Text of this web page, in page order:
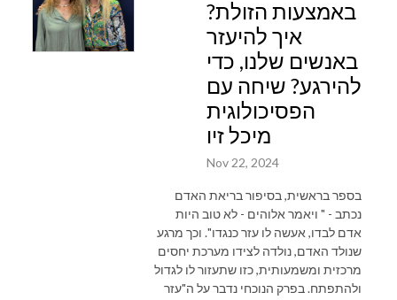
באמצעות הזולת?
איך להיעזר
באנשים שלנו, כדי
להירגע? שיחה עם
הפסיכולוגית
מיכל זיו
Nov 22, 2024
בספר בראשית, בסיפור בריאת האדם
נכתב - " ויאמר אלוהים - לא טוב היות
אדם לבדו, אעשה לו עזר כנגדו". וכך מרגע
שנולד האדם, נולדה לצידו מערכת יחסים
מרכזית ומשמעותית, כזו שתעזור לו לגדול
ולהתפתח. בפרק הנוכחי נדבר על ה"עזר